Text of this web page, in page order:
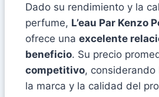
Dado su rendimiento y la
perfume, L’eau Par Kenzo
ofrece una excelente
beneficio. Su precio
competitivo,
la marca y la calidad del